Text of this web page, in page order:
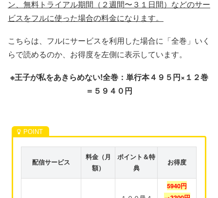
ン、無料トライアル期間（２週間〜３１日間）などのサー
ビスをフルに使った場合の料金になります。
こちらは、フルにサービスを利用した場合に「全巻」いく
らで読めるのか、お得度を左側に表示しています。
※王子が私をあきらめない!全巻：単行本４９５円×１２巻
＝５９４０円
配信サービス
料金（月
額）
ポイント＆特
典
お得度
5940円